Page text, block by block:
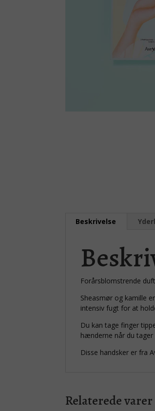
Beskrivelse
Forårsblomstrende
Sheasmør og kamille
intensiv fugt for at
Du kan tage finger
hænderne når du tager
Disse handsker er fra
Relaterede varer